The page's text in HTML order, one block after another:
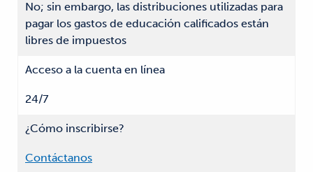
No; sin embargo, las distribuciones utilizadas para
pagar los gastos de educación calificados están
libres de impuestos
Acceso a la cuenta en línea
24/7
¿Cómo inscribirse?
Contáctanos